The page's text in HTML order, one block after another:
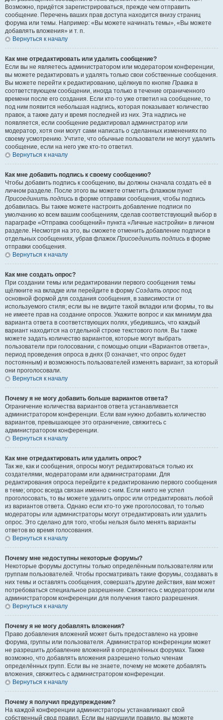
Возможно, придётся зарегистрироваться, прежде чем отправить
сообщение. Перечень ваших прав доступа находится внизу страниц
форума или темы. Например: «Вы можете начинать темы», «Вы можете
добавлять вложения» и т. п.
Вернуться к началу
Как мне отредактировать или удалить сообщение?
Если вы не являетесь администратором или модератором конференции,
вы можете редактировать и удалять только свои собственные сообщения.
Вы можете перейти к редактированию, щёлкнув по кнопке Правка в
соответствующем сообщении, иногда только в течение ограниченного
времени после его создания. Если кто-то уже ответил на сообщение, то
под ним появится небольшая надпись, которая показывает количество
правок, а также дату и время последней из них. Эта надпись не
появляется, если сообщение редактировал администратор или
модератор, хотя они могут сами написать о сделанных изменениях по
своему усмотрению. Учтите, что обычные пользователи не могут удалить
сообщение, если на него уже кто-то ответил.
Вернуться к началу
Как мне добавить подпись к своему сообщению?
Чтобы добавить подпись к сообщению, вы должны сначала создать её в
личном разделе. После этого вы можете отметить флажком пункт
Присоединить подпись в форме отправки сообщения, чтобы подпись
добавилась. Вы также можете настроить добавление подписи по
умолчанию ко всем вашим сообщениям, сделав соответствующий выбор в
параграфе «Отправка сообщений» пункта «Личные настройки» в личном
разделе. Несмотря на это, вы сможете отменить добавление подписи в
отдельных сообщениях, убрав флажок Присоединить подпись в форме
отправки сообщения.
Вернуться к началу
Как мне создать опрос?
При создании темы или редактировании первого сообщения темы
щёлкните на вкладке или перейдите в форму Создать опрос под
основной формой для создания сообщения, в зависимости от
используемого стиля; если вы не видите такой вкладки или формы, то вы
не имеете прав на создание опросов. Укажите вопрос и как минимум два
варианта ответа в соответствующих полях, убедившись, что каждый
вариант находится на отдельной строке текстового поля. Вы также
можете задать количество вариантов, которые могут выбрать
пользователи при голосовании, с помощью опции «Вариантов ответа»,
период проведения опроса в днях (0 означает, что опрос будет
постоянным) и возможность пользователей изменять вариант, за который
они проголосовали.
Вернуться к началу
Почему я не могу добавить больше вариантов ответа?
Ограничение количества вариантов ответа устанавливается
администратором конференции. Если вам нужно добавить количество
вариантов, превышающее это ограничение, свяжитесь с
администратором конференции.
Вернуться к началу
Как мне отредактировать или удалить опрос?
Так же, как и сообщения, опросы могут редактироваться только их
создателями, модераторами или администраторами. Для
редактирования опроса перейдите к редактированию первого сообщения
в теме; опрос всегда связан именно с ним. Если никто не успел
проголосовать, то вы можете удалить опрос или отредактировать любой
из вариантов ответа. Однако если кто-то уже проголосовал, то только
модераторы или администраторы могут отредактировать или удалить
опрос. Это сделано для того, чтобы нельзя было менять варианты
ответов во время голосования.
Вернуться к началу
Почему мне недоступны некоторые форумы?
Некоторые форумы доступны только определённым пользователям или
группам пользователей. Чтобы просматривать такие форумы, создавать в
них темы и оставлять сообщения, совершать другие действия, вам может
потребоваться специальное разрешение. Свяжитесь с модератором или
администратором конференции для получения такого разрешения.
Вернуться к началу
Почему я не могу добавлять вложения?
Право добавления вложений может быть предоставлено на уровне
форума, группы или пользователя. Администратор конференции может
не разрешить добавление вложений в определённых форумах. Также
возможно, что добавлять вложения разрешено только членам
определённых групп. Если вы не знаете, почему не можете добавлять
вложения, свяжитесь с администратором конференции.
Вернуться к началу
Почему я получил предупреждение?
На каждой конференции администраторы устанавливают свой
собственный свод правил. Если вы нарушили правило, вы можете